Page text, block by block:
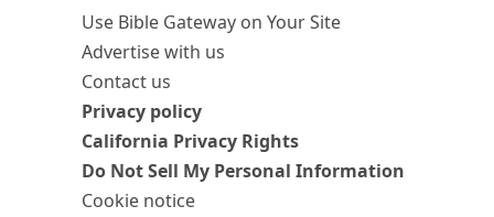
Use Bible Gateway on Your Site
Advertise with us
Contact us
Privacy policy
California Privacy Rights
Do Not Sell My Personal Information
Cookie notice